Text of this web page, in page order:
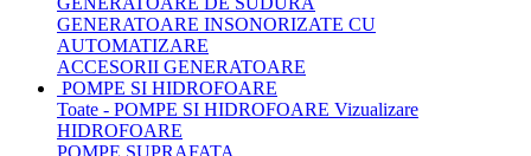
GENERATOARE INSONORIZATE CU
AUTOMATIZARE
ACCESORII GENERATOARE
POMPE SI HIDROFOARE
Toate - POMPE SI HIDROFOARE Vizualizare
HIDROFOARE
POMPE SUPRAFATA